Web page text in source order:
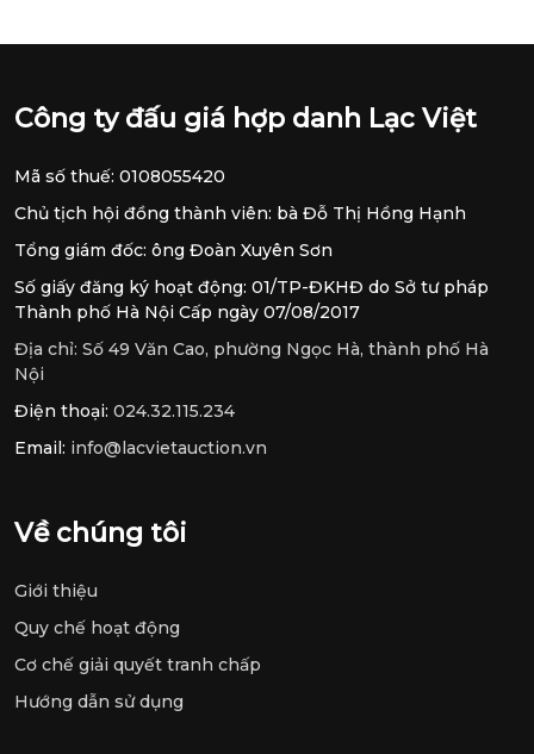
Công ty đấu giá hợp danh Lạc Việt
Mã số thuế: 0108055420
Chủ tịch hội đồng thành viên: bà Đỗ Thị Hồng Hạnh
Tổng giám đốc: ông Đoàn Xuyên Sơn
Số giấy đăng ký hoạt động: 01/TP-ĐKHĐ do Sở tư pháp
Thành phố Hà Nội Cấp ngày 07/08/2017
Địa chỉ: Số 49 Văn Cao, phường Ngọc Hà, thành phố Hà
Nội
Điện thoại: 024.32.115.234
Email: info@lacvietauction.vn
Về chúng tôi
Giới thiệu
Quy chế hoạt động
Cơ chế giải quyết tranh chấp
Hướng dẫn sử dụng